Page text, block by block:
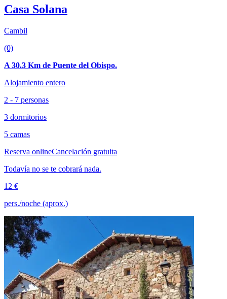
Casa Solana
Cambil
(0)
A 30.3 Km de Puente del Obispo.
Alojamiento entero
2 - 7 personas
3 dormitorios
5 camas
Reserva onlineCancelación gratuita
Todavía no se te cobrará nada.
12 €
pers./noche (aprox.)